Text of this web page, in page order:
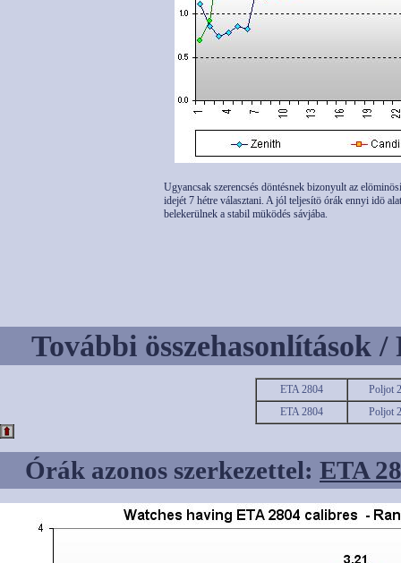
Ugyancsak szerencsés döntésnek bizonyult az
idejét 7 hétre választani. A jól teljesítö órák ennyi idö
belekerülnek a stabil müködés sávjába.
További összehasonlítások
ETA 2804
Poljot
ETA 2804
Poljot
Órák azonos szerkezettel: ETA